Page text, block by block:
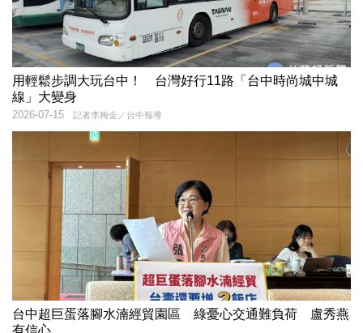
用輕鬆步調大玩台中！ 台灣好行11路「台中時尚城中城
線」大變身
記者李梅金／台中報導
2026-07-15
台中超巨蛋落腳水湳經貿園區 綠憂心交通難負荷 盧秀燕
有信心